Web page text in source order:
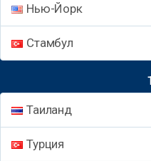
Нью-Йорк
Стамбул
Таиланд
Турция